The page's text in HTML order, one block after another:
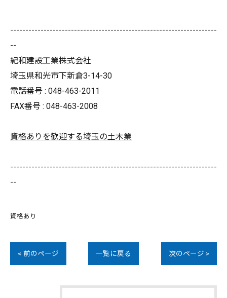
--------------------------------------------------------------------
--
紀和建設工業株式会社
埼玉県和光市下新倉3-14-30
電話番号 : 048-463-2011
FAX番号 : 048-463-2008
資格ありを歓迎する埼玉の土木業
--------------------------------------------------------------------
--
資格あり
< 前のページ 一覧に戻る 次のページ >